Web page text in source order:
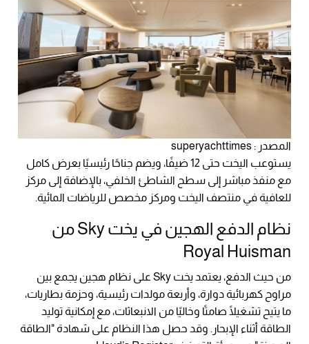
المصدر : superyachttimes
يستوعب اليخت حتى 12 ضيفًا، ويضم جناحًا رئيسيًا بعرض كامل
مع منفذ مباشر إلى سطح الشاطئ الخلفي، بالإضافة إلى مركز
للعافية في منتصف اليخت ومركز مخصص للرياضات المائية.
نظام الدفع الهجين في يخت Sky من
Royal Huisman
من حيث الدفع، يعتمد يخت Sky على نظام هجين يجمع بين
مراوح كهربائية دوارة، وأربعة مولدات رئيسية، وحزمة بطاريات،
ما يتيح تشغيلًا صامتًا وخاليًا من الانبعاثات، مع إمكانية توليد
الطاقة أثناء الإبحار. وقد حصل هذا النظام على شهادة "الطاقة